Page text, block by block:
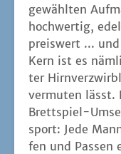
gewähl­ten
hoch­wer­tig,
preis­wert ...
Kern ist es
ter
ver­mu­ten lässt.
Brett­spiel-
sport: Jede
fen und Pas­sen